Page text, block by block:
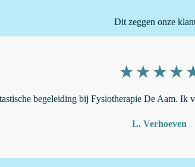
Dit zeggen onze
begeleiding bij Fysiotherapie De Aam. Ik
L. Verhoeven